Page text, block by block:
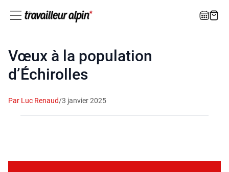
Vœux à la population
d’Échirolles
Par Luc Renaud/3 janvier 2025